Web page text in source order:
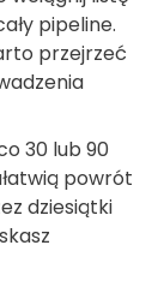
pipeline.
przejrzeć
30 lub 90
powrót
dziesiątki